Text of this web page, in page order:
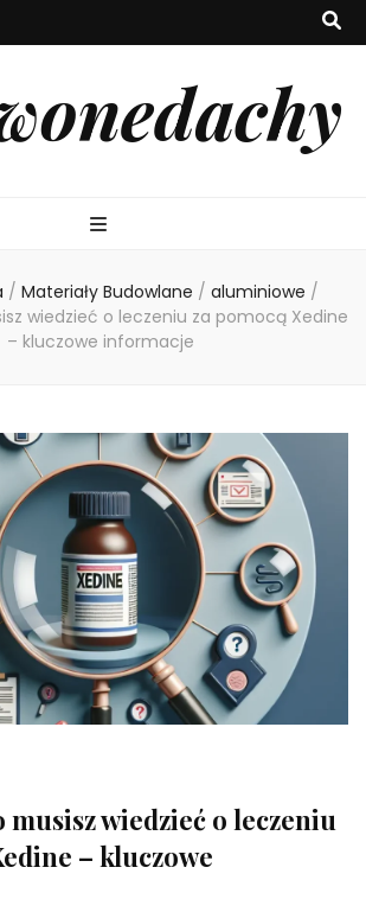
/ Materiały Budowlane / aluminiowe /
wiedzieć o leczeniu za pomocą Xedine
– kluczowe informacje
musisz wiedzieć o leczeniu
– kluczowe